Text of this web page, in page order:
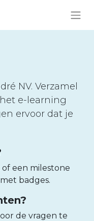
NV. Verzamel
e-learning
ervoor dat je
een milestone
badges.
de vragen te